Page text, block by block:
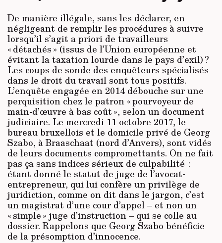
De manière illégale, sans les déclarer, en
négligeant de remplir les procédures à suivre
lorsqu’il s’agit a priori de travailleurs
« détachés » (issus de l’Union européenne et
évitant la taxation lourde dans le pays d’exil) ?
Les coups de sonde des enquêteurs spécialisés
dans le droit du travail sont tous positifs.
L’enquête engagée en 2014 débouche sur une
perquisition chez le patron « pourvoyeur de
main-d’œuvre à bas coût », selon un document
judiciaire. Le mercredi 11 octobre 2017, le
bureau bruxellois et le domicile privé de Georg
Szabo, à Braaschaat (nord d’Anvers), sont vidés
de leurs documents compromettants. On ne fait
pas ça sans indices sérieux de culpabilité :
étant donné le statut de juge de l’avocat-
entrepreneur, qui lui confère un privilège de
juridiction, comme on dit dans le jargon, c’est
un magistrat d’une cour d’appel – et non un
« simple » juge d’instruction – qui se colle au
dossier. Rappelons que Georg Szabo bénéficie
de la présomption d’innocence.